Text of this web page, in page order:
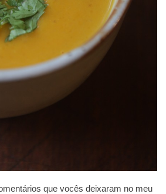
que vocês deixaram no meu